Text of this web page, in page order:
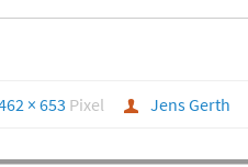
× 653 Pixel Jens Gerth